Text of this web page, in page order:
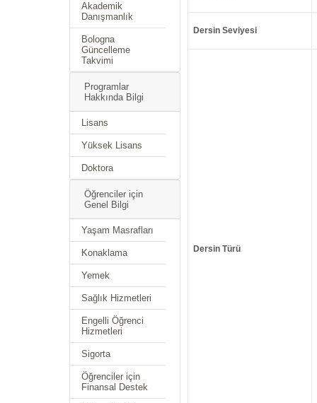
Akademik
Danışmanlık
Bologna
Güncelleme
Takvimi
Programlar
Hakkında Bilgi
Lisans
Yüksek Lisans
Doktora
Öğrenciler için
Genel Bilgi
Yaşam Masrafları
Konaklama
Yemek
Sağlık Hizmetleri
Engelli Öğrenci
Hizmetleri
Sigorta
Öğrenciler için
Finansal Destek
Dersin Seviyesi
Dersin Türü